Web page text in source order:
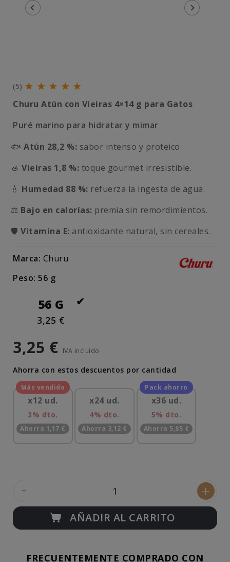
(5)
Churu Atún con Vieiras 4×14 g para Gatos
Puré marino para hidratar y mimar
🐟 Atún 28,2 %: sabor intenso y proteico.
🦪 Vieiras 1,8 %: toque gourmet irresistible.
💧 Humedad 88 %: refuerza la ingesta de agua.
⚖️ Bajo en calorías: premia sin remordimientos.
🛡️ Vitamina E: antioxidante natural, sin cereales.
Marca: Churu
Peso: 56 g
56 G
3,25 €
3,25 € IVA incluido
Ahorra con estos descuentos por cantidad
x12 ud.
3% dto.
Ahorra 1,17 €
x24 ud.
4% dto.
Ahorra 3,12 €
x36 ud.
5% dto.
Ahorra 5,85 €
- +
AÑADIR AL CARRITO
FRECUENTEMENTE COMPRADO CON